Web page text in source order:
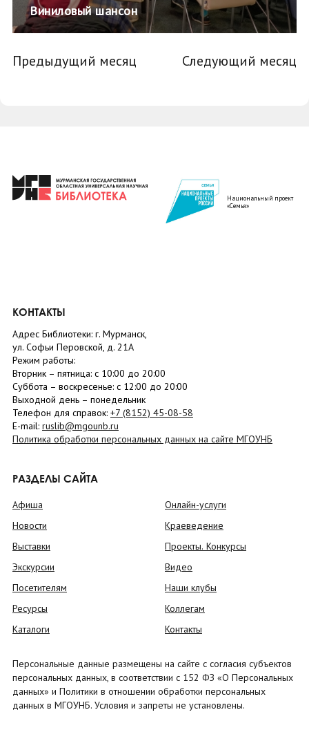
Виниловый шансон
Предыдущий месяц Следующий месяц
Национальный проект
«Семья»
КОНТАКТЫ
Адрес Библиотеки: г. Мурманск,
ул. Софьи Перовской, д. 21А
Режим работы:
Вторник – пятница: с 10:00 до 20:00
Суббота – воскресенье: c 12:00 до 20:00
Выходной день – понедельник
Телефон для справок: +7 (8152) 45-08-58
E-mail: ruslib@mgounb.ru
Политика обработки персональных данных на сайте МГОУНБ
РАЗДЕЛЫ САЙТА
Афиша
Новости
Выставки
Экскурсии
Посетителям
Ресурсы
Каталоги
Онлайн-услуги
Краеведение
Проекты. Конкурсы
Видео
Наши клубы
Коллегам
Контакты
Персональные данные размещены на сайте с согласия субъектов
персональных данных, в соответствии с 152 ФЗ «О Персональных
данных» и Политики в отношении обработки персональных
данных в МГОУНБ. Условия и запреты не установлены.